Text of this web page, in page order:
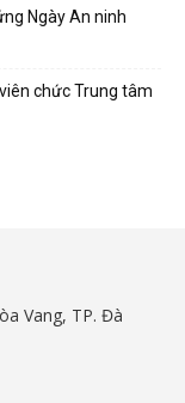
Ngày An ninh
chức Trung tâm
Vang, TP. Đà